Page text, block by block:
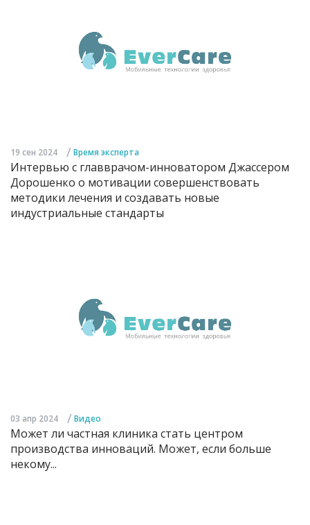
19 сен 2024 / Время эксперта
Интервью с главврачом-инноватором Джассером
Дорошенко о мотивации совершенствовать
методики лечения и создавать новые
индустриальные стандарты
03 апр 2024 / Видео
Может ли частная клиника стать центром
производства инноваций. Может, если больше
некому...